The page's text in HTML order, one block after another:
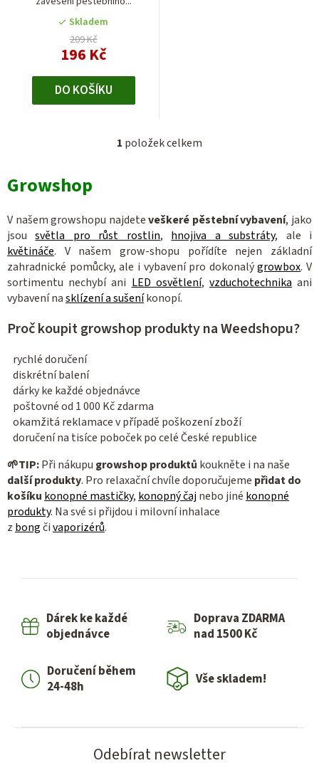
Skladem
209 Kč
196 Kč
DO KOŠÍKU
O
d
a
c
í
p
r
v
k
i
s
u
1 položek celkem
Growshop
V našem growshopu najdeteveškeré pěstební vybavení, jako
jsousvětla pro růst rostlin, hnojiva a substráty, ale i
květináče. V našem grow-shopu pořídíte nejen základní
zahradnické pomůcky, ale i vybavení pro dokonalýgrowbox. V
sortimentu nechybí ani LED osvětlení, vzduchotechnika ani
vybavení nasklízení a sušeníkonopí.
Proč koupit growshop produkty na Weedshopu?
rychlé doručení
diskrétní balení
dárky ke každé objednávce
poštovné od 1 000 Kč zdarma
okamžitá reklamace v případě poškození zboží
doručení na tisíce poboček po celé České republice
🌱TIP:Při nákupu growshop produktů koukněte i na naše
další produkty. Pro relaxační chvíle doporučujeme přidat do
košíku konopné mastičky, konopný čajnebo jiné konopné
produkty. Na své si přijdou i milovní inhalace
z bongčivaporizérů.
Dárek ke každé
objednávce
Doprava ZDARMA
nad 1500 Kč
Doručení během
24-48h
Vše skladem!
Odebírat newsletter